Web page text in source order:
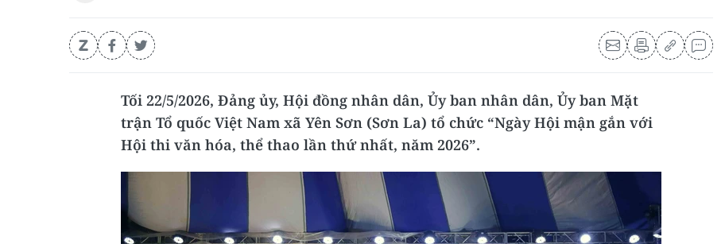
Tối 22/5/2026, Đảng ủy, Hội đồng nhân dân, Ủy ban nhân dân, Ủy ban Mặt
trận Tổ quốc Việt Nam xã Yên Sơn (Sơn La) tổ chức “Ngày Hội mận gắn với
Hội thi văn hóa, thể thao lần thứ nhất, năm 2026”.